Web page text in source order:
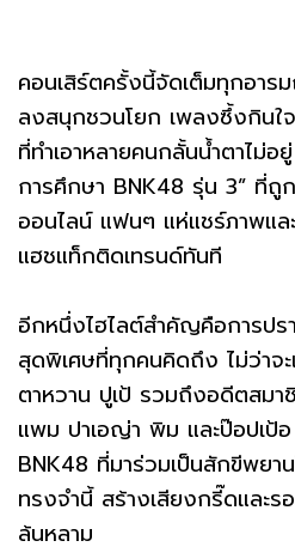
คอนเสิร์ตครั้งนี้จัดเต็มทุกอา
ลงสนุกชวนโยก เพลงซึ้งกินใจ
ที่ทำเอาหลายคนกลั้นน้ำตาไม่อ
การศึกษา BNK48 รุ่น 3” ที่
ออนไลน์ แฟนๆ แห่แชร์ภาพแ
แฮชแท็กติดเทรนด์ทันที
อีกหนึ่งไฮไลต์สำคัญคือการป
สุดพิเศษที่ทุกคนคิดถึง ไม่ว่าจ
ตาหวาน ปูเป้ รวมถึงอดีตสมา
แพม ปาเอญ่า พิม และป๊อปเป้
BNK48 ที่มาร่วมเป็นสักขีพยา
ทรงจำนี้ สร้างเสียงกรี๊ดและ
ล้นหลาม